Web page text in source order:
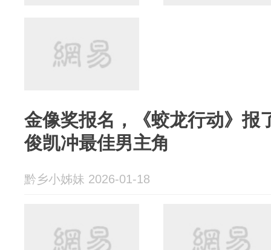
金像奖报名，《蛟龙行动》报
俊凯冲最佳男主角
黔乡小姊妹 2026-01-18